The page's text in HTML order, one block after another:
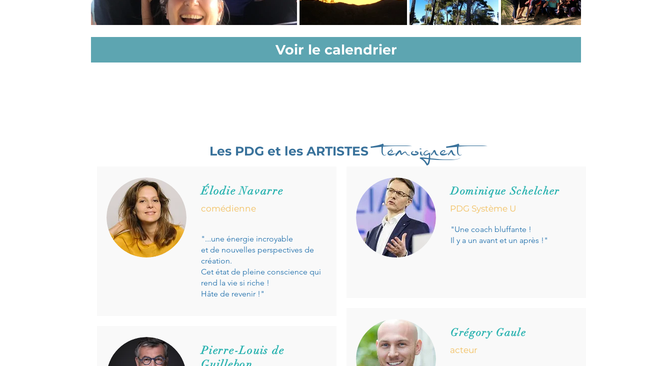
Voir le calendrier
Les PDG et les ARTISTES témoignent
Élodie Navarre
comédienne
"...une énergie incroyable
et de nouvelles perspectives de
création.
Cet état de pleine conscience qui
rend la vie si riche !
Hâte de revenir !"
Pierre-Louis de
Dominique Schelcher
PDG Système U
"Une coach bluffante !
Il y a un avant et un après !"
Grégory Gaule
acteur